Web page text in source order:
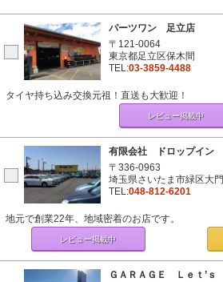
パーツワン 足立店
〒121-0064
東京都足立区保木間
TEL:03-3859-4488
タイヤ持ち込み交換元祖！直送も大歓迎！
レビュー掲載中
有限会社 ドロップイン
〒336-0963
埼玉県さいたま市緑区大門
TEL:048-812-6201
地元で創業22年、地域密着のお店です。
レビュー掲載中
ＧＡＲＡＧＥ Ｌｅｔ’ｓ